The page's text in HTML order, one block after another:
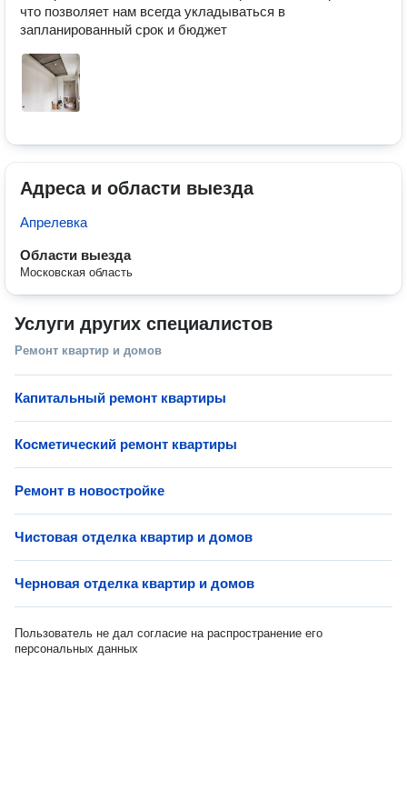
что позволяет нам всегда укладываться в
запланированный срок и бюджет
Адреса и области выезда
Апрелевка
Области выезда
Московская область
Услуги других специалистов
Ремонт квартир и домов
Капитальный ремонт квартиры
Косметический ремонт квартиры
Ремонт в новостройке
Чистовая отделка квартир и домов
Черновая отделка квартир и домов
Пользователь не дал согласие на распространение его
персональных данных